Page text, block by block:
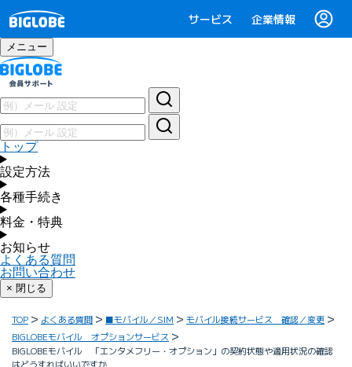
サービス 企業情報
メニュー
トップ
設定方法
各種手続き
料金・特典
お知らせ
よくある質問
お問い合わせ
× 閉じる
TOP よくある質問 ■モバイル／SIM
モバイル接続サービス 確認／変更
BIGLOBEモバイル オプションサービス
BIGLOBEモバイル 「エンタメフリー・オプション」の契約状態や適用状況の確認
はどうすればいいですか